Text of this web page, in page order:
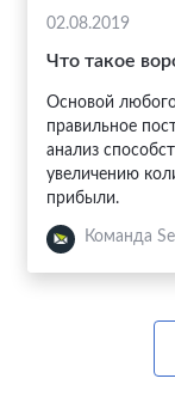
02.08.2019
Что такое
Основой
правильное
анализ
увеличению
прибыли.
Команда